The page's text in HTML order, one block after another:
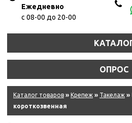
Ежедневно
с 08-00 до 20-00
ОПРОС
Каталог товаров » Крепеж » Такелаж »
короткозвенная